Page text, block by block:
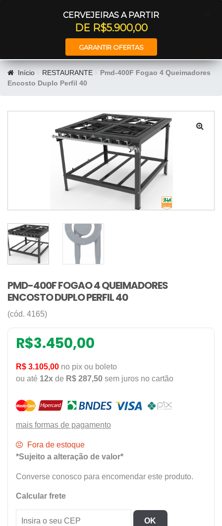
CERVEJEIRAS A PARTIR
DE R$5.900,00
GARANTIR OFERTAS
Início RESTAURANTE
Pmd-400F Fogao 4 Queimadores
Encosto Duplo Perfil 40
PMD-400F FOGAO 4 QUEIMADORES
ENCOSTO DUPLO PERFIL 40
(cód. 4165)
R$3.450,00
R$ 3.105,00 no pix ou boleto
ou até 12x de R$ 287,50 sem juros no cartão
mais formas de pagamento
Fora de estoque
*Sujeito a alteração de valor*
Converse conosco para encomendar este produto.
Calcular frete
OK